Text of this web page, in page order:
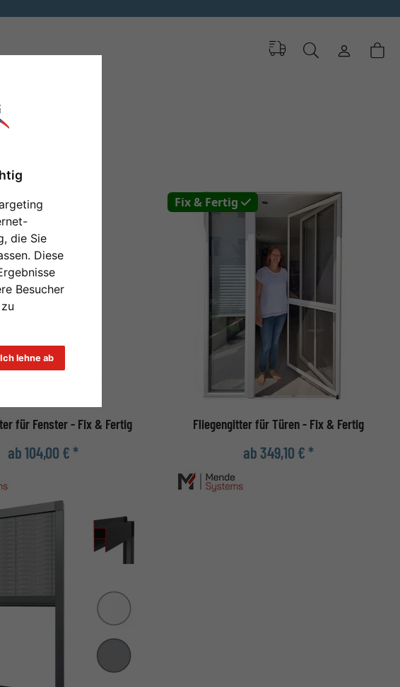
die Sie
Diese
Besucher
Ich lehne ab
für Fenster - Fix & Fertig
ab 104,00 € *
Fliegengitter für Türen - Fix & Fertig
ab 349,10 € *
Fix & Fertig